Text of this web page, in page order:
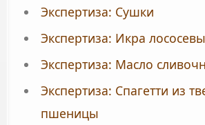
Экспертиза: Сушки
Экспертиза: Икра
Экспертиза: Масло
Экспертиза: Спагетти из
пшеницы